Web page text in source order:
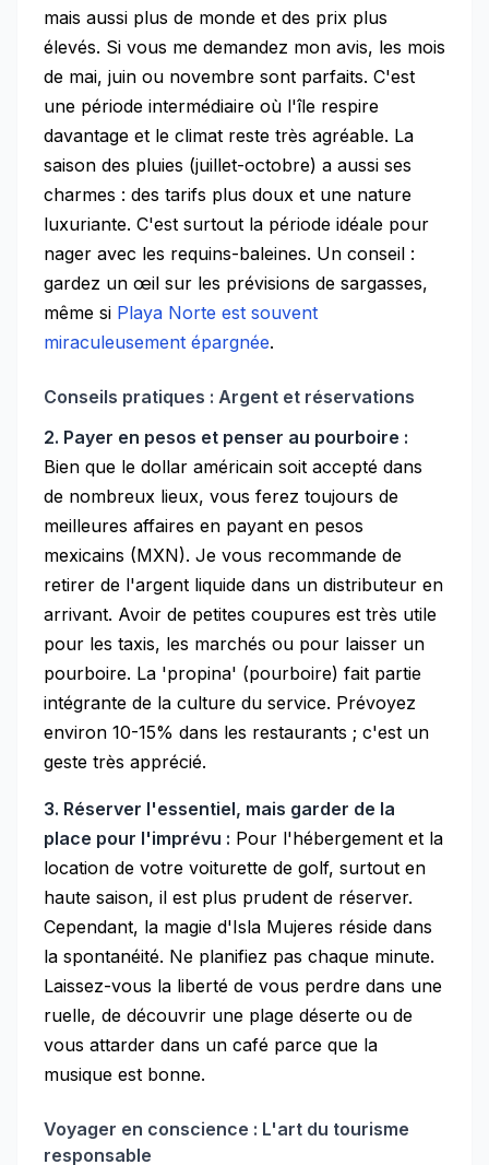
mais aussi plus de monde et des prix plus
élevés. Si vous me demandez mon avis, les mois
de mai, juin ou novembre sont parfaits. C'est
une période intermédiaire où l'île respire
davantage et le climat reste très agréable. La
saison des pluies (juillet-octobre) a aussi ses
charmes : des tarifs plus doux et une nature
luxuriante. C'est surtout la période idéale pour
nager avec les requins-baleines. Un conseil :
gardez un œil sur les prévisions de sargasses,
même si Playa Norte est souvent
miraculeusement épargnée.
Conseils pratiques : Argent et réservations
2. Payer en pesos et penser au pourboire :
Bien que le dollar américain soit accepté dans
de nombreux lieux, vous ferez toujours de
meilleures affaires en payant en pesos
mexicains (MXN). Je vous recommande de
retirer de l'argent liquide dans un distributeur en
arrivant. Avoir de petites coupures est très utile
pour les taxis, les marchés ou pour laisser un
pourboire. La 'propina' (pourboire) fait partie
intégrante de la culture du service. Prévoyez
environ 10-15% dans les restaurants ; c'est un
geste très apprécié.
3. Réserver l'essentiel, mais garder de la
place pour l'imprévu : Pour l'hébergement et la
location de votre voiturette de golf, surtout en
haute saison, il est plus prudent de réserver.
Cependant, la magie d'Isla Mujeres réside dans
la spontanéité. Ne planifiez pas chaque minute.
Laissez-vous la liberté de vous perdre dans une
ruelle, de découvrir une plage déserte ou de
vous attarder dans un café parce que la
musique est bonne.
Voyager en conscience : L'art du tourisme
responsable